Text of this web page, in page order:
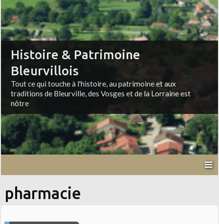
Histoire & Patrimoine
Bleurvillois
Tout ce qui touche à l'histoire, au patrimoine et aux
traditions de Bleurville, des Vosges et de la Lorraine est
nôtre
pharmacie